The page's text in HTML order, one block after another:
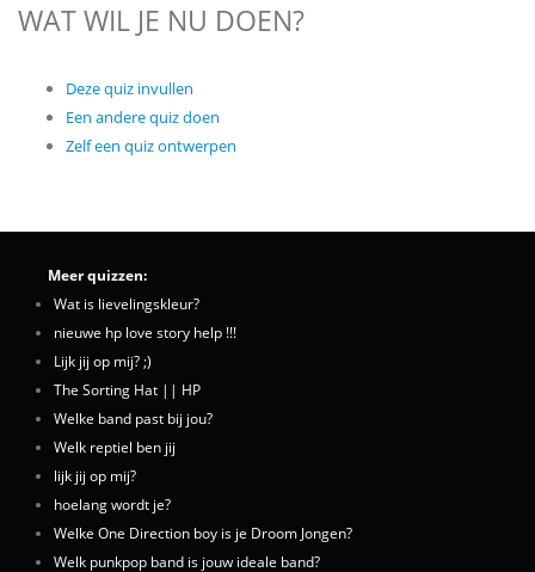
WAT WIL JE NU DOEN?
Deze quiz invullen
Een andere quiz doen
Zelf een quiz ontwerpen
Meer quizzen:
Wat is lievelingskleur?
nieuwe hp love story help !!!
Lijk jij op mij? ;)
The Sorting Hat || HP
Welke band past bij jou?
Welk reptiel ben jij
lijk jij op mij?
hoelang wordt je?
Welke One Direction boy is je Droom Jongen?
Welk punkpop band is jouw ideale band?